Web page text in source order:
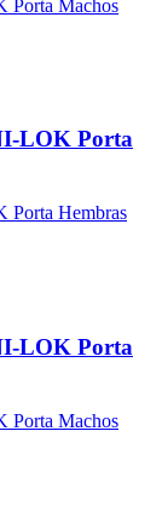
LOK Porta
LOK Porta